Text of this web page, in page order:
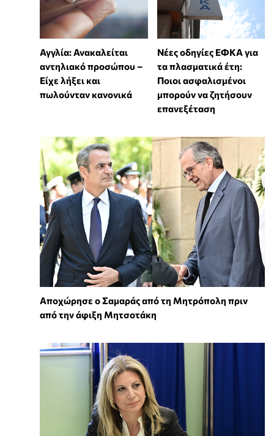
Αγγλία: Ανακαλείται
αντηλιακό προσώπου –
Είχε λήξει και
πωλούνταν κανονικά
Νέες οδηγίες ΕΦΚΑ για
τα πλασματικά έτη:
Ποιοι ασφαλισμένοι
μπορούν να ζητήσουν
επανεξέταση
Αποχώρησε ο Σαμαράς από τη Μητρόπολη πριν
από την άφιξη Μητσοτάκη